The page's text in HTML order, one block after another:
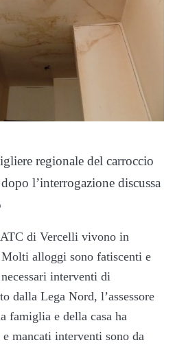
regionale del carroccio
l’interrogazione discussa
di Vercelli vivono in
alloggi sono fatiscenti e
interventi di
dalla Lega Nord, l’assessore
famiglia e della casa ha
mancati interventi sono da